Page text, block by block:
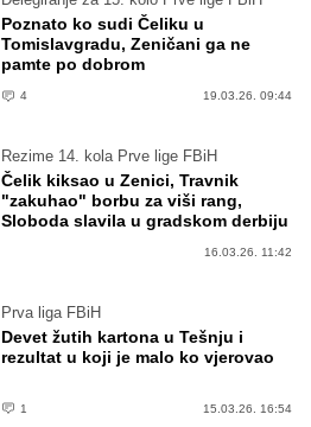
Poznato ko sudi Čeliku u
Tomislavgradu, Zeničani ga ne
pamte po dobrom
4 19.03.26. 09:44
Rezime 14. kola Prve lige FBiH
Čelik kiksao u Zenici, Travnik
"zakuhao" borbu za viši rang,
Sloboda slavila u gradskom derbiju
16.03.26. 11:42
Prva liga FBiH
Devet žutih kartona u Tešnju i
rezultat u koji je malo ko vjerovao
1 15.03.26. 16:54